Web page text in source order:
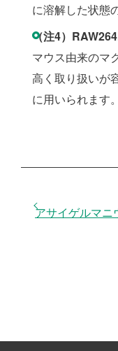
に溶解した状態
（注4）
マウス由来のマ
高く取り扱いが
に用いられます。
アサイゲルマニ